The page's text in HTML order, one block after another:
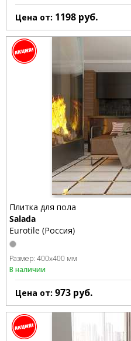
Цена от: 1198 руб.
Плитка для пола
Salada
Eurotile (Россия)
Размер: 400x400 мм
В наличии
Цена от: 973 руб.